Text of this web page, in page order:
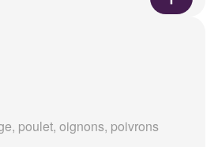
poulet, oignons, poivrons